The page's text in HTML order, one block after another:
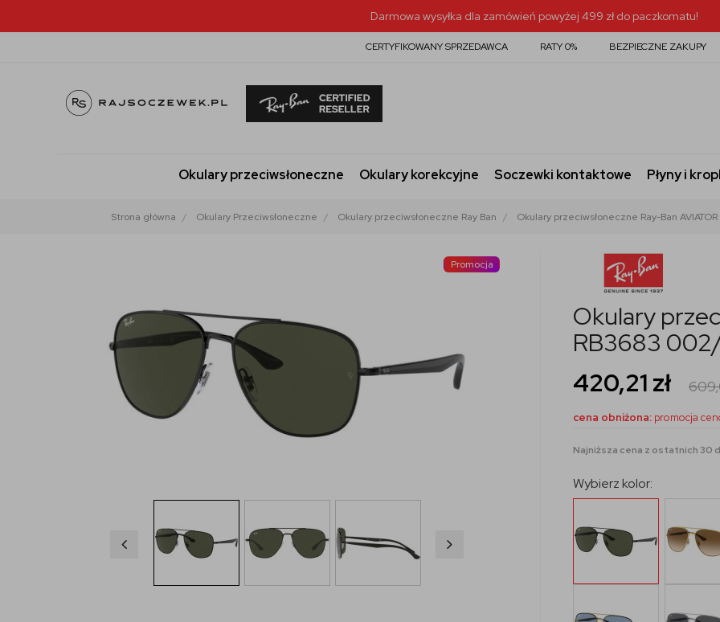
Darmowa wysyłka dla zamówień powyżej 499 zł do paczkomatu!
CERTYFIKOWANY SPRZEDAWCA RATY 0% BEZPIECZNE ZAKUPY
Okulary przeciwsłoneczne Okulary korekcyjne Soczewki kontaktowe Płyny i
Strona główna Okulary Przeciwsłoneczne Okulary przeciwsłoneczne Ray Ban Okulary przeciwsłoneczne Ray-Ban AVIATOR
Promocja
Okulary
RB3683
420,21 zł
cena obniżona: promocja
Najniższa cena z ostatnich 30
Wybierz kolor: